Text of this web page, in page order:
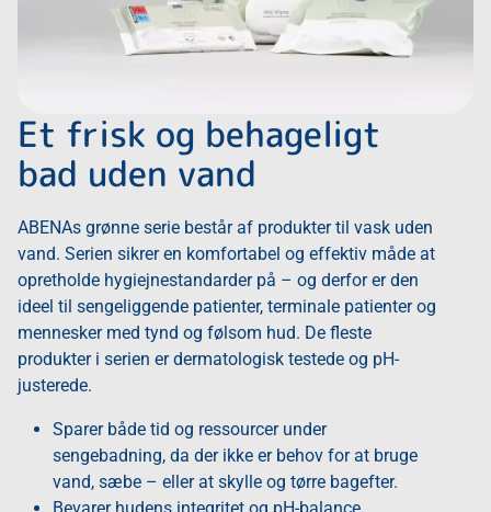
Et frisk og behageligt
bad uden vand
ABENAs grønne serie består af produkter til vask uden
vand. Serien sikrer en komfortabel og effektiv måde at
opretholde hygiejnestandarder på – og derfor er den
ideel til sengeliggende patienter, terminale patienter og
mennesker med tynd og følsom hud. De fleste
produkter i serien er dermatologisk testede og pH-
justerede.
Sparer både tid og ressourcer under
sengebadning, da der ikke er behov for at bruge
vand, sæbe – eller at skylle og tørre bagefter.